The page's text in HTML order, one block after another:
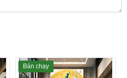
Bán chạy